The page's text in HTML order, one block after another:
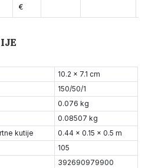
€
10.2 x 7.1 cm
150/50/1
0.076 kg
0.08507 kg
kutije
0.44 x 0.15 x 0.5 m
105
392690979900